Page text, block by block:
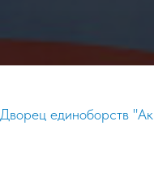
Дворец единоборств